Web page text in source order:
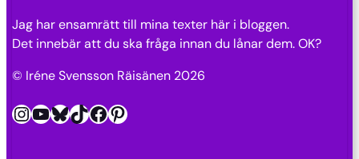
Jag har ensamrätt till mina texter här i bloggen.
Det innebär att du ska fråga innan du lånar dem. OK?
© Iréne Svensson Räisänen 2026
InstagramYouTube Bluesky TikTok Facebook Pinterest